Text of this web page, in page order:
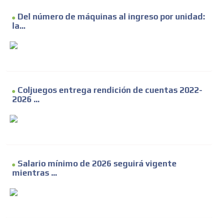
Del número de máquinas al ingreso por unidad:
la...
Coljuegos entrega rendición de cuentas 2022-
2026 ...
Salario mínimo de 2026 seguirá vigente
mientras ...